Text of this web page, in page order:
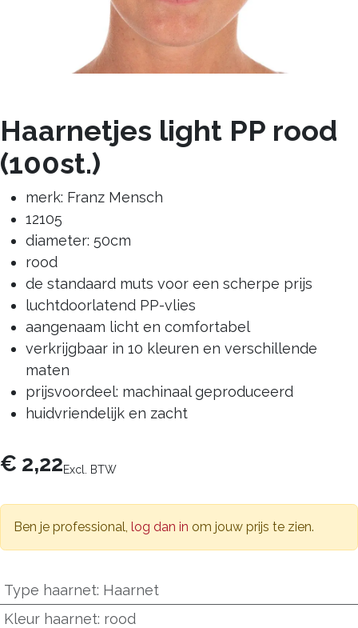
Haarnetjes light PP rood
(100st.)
merk: Franz Mensch
12105
diameter: 50cm
rood
de standaard muts voor een scherpe prijs
luchtdoorlatend PP-vlies
aangenaam licht en comfortabel
verkrijgbaar in 10 kleuren en verschillende
maten
prijsvoordeel: machinaal geproduceerd
huidvriendelijk en zacht
€ 2,22Excl. BTW
Ben je professional, log dan in om jouw prijs te zien.
Type haarnet: Haarnet
Kleur haarnet: rood